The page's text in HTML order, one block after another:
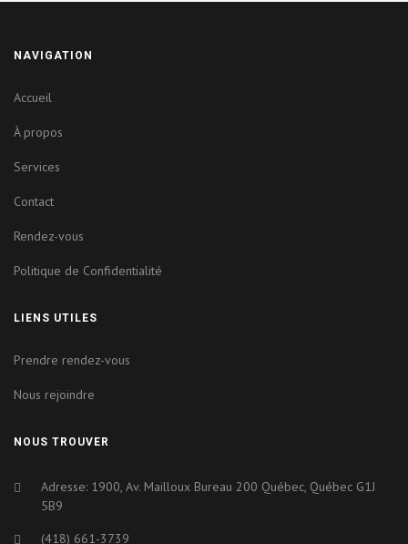
NAVIGATION
Accueil
À propos
Services
Contact
Rendez-vous
Politique de Confidentialité
LIENS UTILES
Prendre rendez-vous
Nous rejoindre
NOUS TROUVER
Adresse: 1900, Av. Mailloux Bureau 200 Québec, Québec G1J
5B9
(418) 661-3739